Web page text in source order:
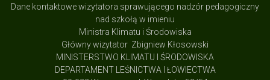
Dane kontaktowe wizytatora sprawującego nadzór pedagogiczny
nad szkołą w imieniu
Ministra Klimatu i Środowiska
Główny wizytator Zbigniew Kłosowski
MINISTERSTWO KLIMATU I ŚRODOWISKA
DEPARTAMENT LEŚNICTWA I ŁOWIECTWA